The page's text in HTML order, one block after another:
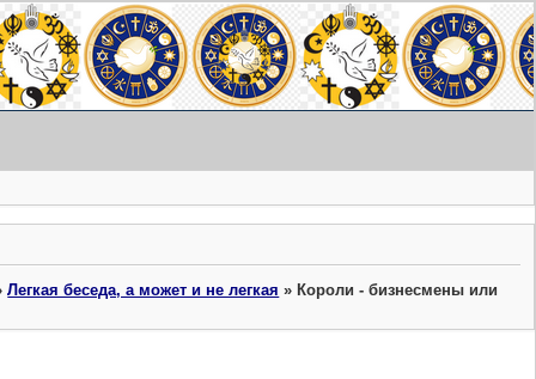
Легкая беседа, а может и не легкая »Короли - бизнесмены или